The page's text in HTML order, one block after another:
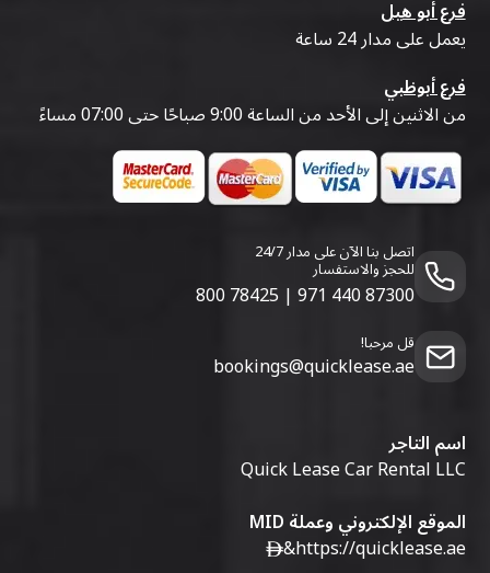
فرع أبو هيل
يعمل على مدار 24 ساعة
فرع أبوظبي
من الاثنين إلى الأحد من الساعة 9:00 صباحًا حتى 07:00 مساءً
اتصل بنا الآن على مدار 24/7
للحجز والاستفسار
800 78425 | 971 440 87300
قل مرحبا!
bookings@quicklease.ae
اسم التاجر
Quick Lease Car Rental LLC
الموقع الإلكتروني وعملة MID
https://quicklease.ae
&